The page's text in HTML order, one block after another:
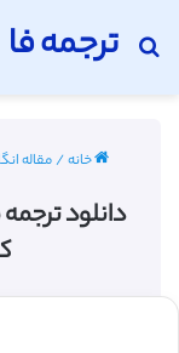
ترجمه فا
جستجو برای
خانه/مقاله
دانلود